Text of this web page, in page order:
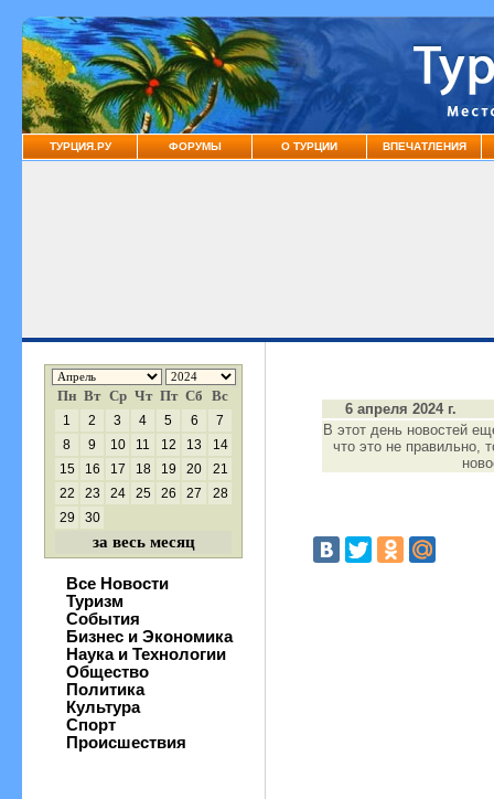
ТУРЦИЯ.РУ ФОРУМЫ О ТУРЦИИ ВПЕЧАТЛЕНИЯ
Пн Вт Ср Чт Пт Сб Вс
1 2 3 4 5 6
7
8
9 10 11 12 13
14
15
16 17 18 19 20
21
22
23 24 25 26 27
28
29
30
за весь месяц
Все Новости
Туризм
События
Бизнес и Экономика
Наука и Технологии
Общество
Политика
Культура
Спорт
Происшествия
6 апреля 2024 г.
В этот день новостей
что это не правильно,